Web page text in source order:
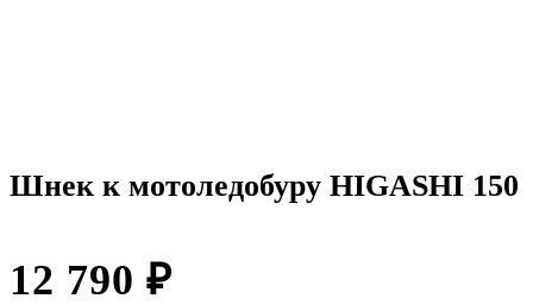
Шнек к мотоледобуру HIGASHI 150
12 790 ₽